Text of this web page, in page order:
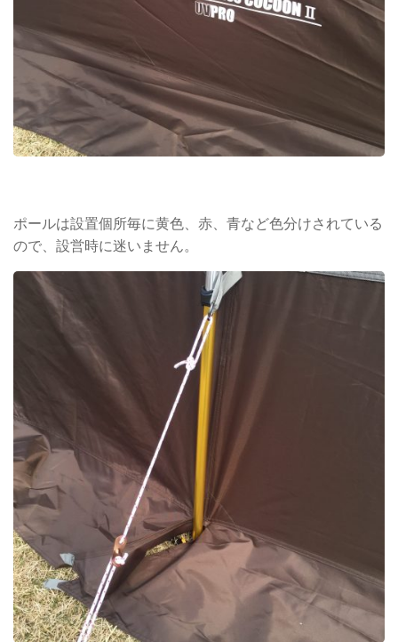
ポールは設置個所毎に黄色、赤、青など色分けされている
ので、設営時に迷いません。